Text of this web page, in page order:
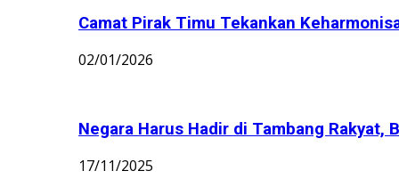
Camat Pirak Timu Tekankan
02/01/2026
Negara Harus Hadir di Tambang Rakyat,
17/11/2025